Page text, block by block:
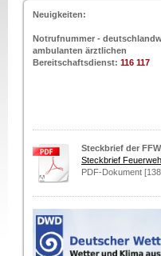
Neuigkeiten:
Notrufnummer -
ambulanten ärztlichen
Bereitschaftsdienst: 116 117
Steckbrief der
Steckbrief
PDF-Dokument